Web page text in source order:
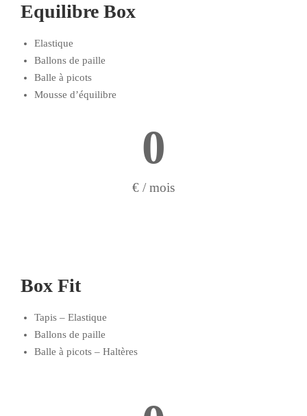
Equilibre Box
Elastique
Ballons de paille
Balle à picots
Mousse d’équilibre
€ / mois
0
Box Fit
Tapis – Elastique
Ballons de paille
Balle à picots – Haltères